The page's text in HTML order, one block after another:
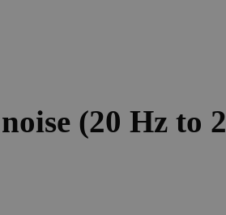
(20 Hz to